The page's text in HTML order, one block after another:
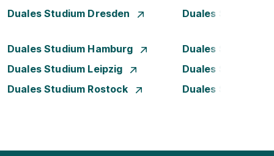
Duales Studium Dresden
Duales Studium
Duales Studium Hamburg
Duales Studium
Duales Studium Leipzig
Duales Studium
Duales Studium Rostock
Duales Studium